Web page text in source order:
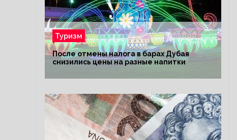
Туризм
После отмены налога в барах Дубая
снизились цены на разные напитки